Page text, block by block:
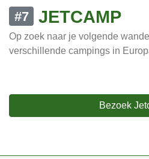
#7 JETCAMP
Op zoek naar je volgende
verschillende campings in
Bezoek